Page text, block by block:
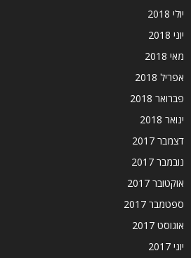
יולי 2018
יוני 2018
מאי 2018
אפריל 2018
פברואר 2018
ינואר 2018
דצמבר 2017
נובמבר 2017
אוקטובר 2017
ספטמבר 2017
אוגוסט 2017
יוני 2017